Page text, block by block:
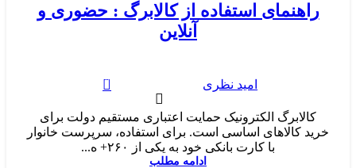
راهنمای استفاده از کالابرگ : حضوری و
آنلاین
امید نظری 0
کالابرگ الکترونیک حمایت اعتباری مستقیم دولت برای
خرید کالاهای اساسی است. برای استفاده، سرپرست خانوار
با کارت بانکی خود به یکی از ۲۶۰+ ه...
ادامه مطلب